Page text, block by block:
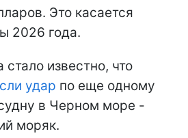
Это касается
2026 года.
стало известно, что
удар по еще одному
в Черном море -
моряк.